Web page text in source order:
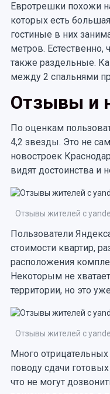
Евротрешки похожи
которых есть
гостиные в них
метров. Естественно,
также раздельные.
между 2 спальнями
Отзывы и
По оценкам
4,2 звезды. Это не
новостроек
видят достоинства и
Отзывы жителей с
Пользователи
стоимости квартир,
расположения
Некоторым не
территории, но это
Отзывы жителей с
Много
поводу сдачи
что не могут